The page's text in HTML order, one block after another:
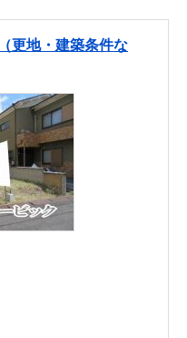
更地・建築条件な